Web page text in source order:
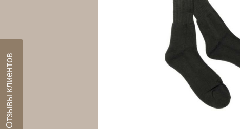
Отзывы клиентов